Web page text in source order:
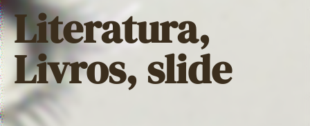
Literatura,
Livros,slide